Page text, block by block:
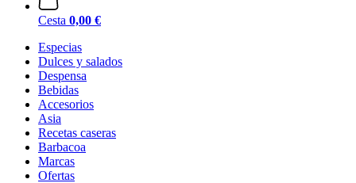
Cesta 0,00 €
Especias
Dulces y salados
Despensa
Bebidas
Accesorios
Asia
Recetas caseras
Barbacoa
Marcas
Ofertas